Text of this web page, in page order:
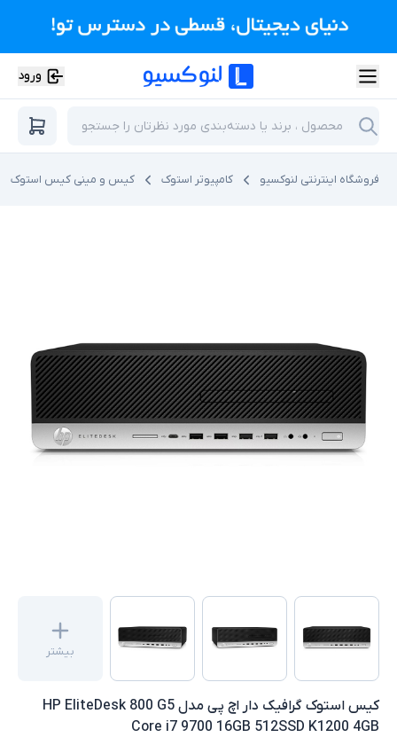
ورود
فروشگاه اینترنتی لنوکسیو کامپیوتر استوک کیس و مینی کیس استوک
بیشتر
کیس استوک گرافیک دار اچ پی مدل HP EliteDesk 800 G5
Core i7 9700 16GB 512SSD K1200 4GB